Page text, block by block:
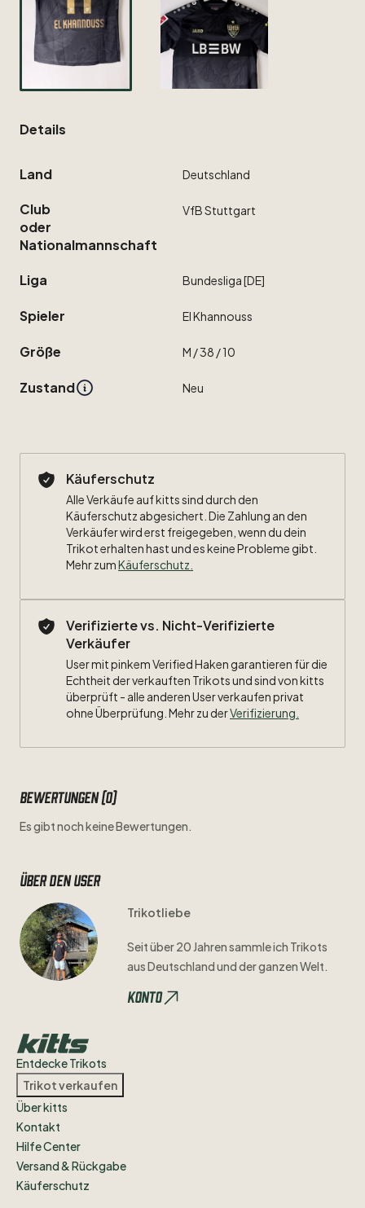
Details
Land Deutschland
Club
oder
Nationalmannschaft
VfBStuttgart
Liga Bundesliga[DE]
Spieler ElKhannouss
Größe M ​/​38 ​/​10
Zustand Neu
Käuferschutz
Alle Verkäufe auf kitts sind durch den
Käuferschutz abgesichert. Die Zahlung an den
Verkäufer wird erst freigegeben, wenn du dein
Trikot erhalten hast und es keine Probleme gibt.
Mehr zumKäuferschutz
Verifizierte vs. Nicht-Verifizierte
Verkäufer
User mit pinkem Verified Haken garantieren für die
Echtheit der verkauften Trikots und sind von kitts
überprüft - alle anderen User verkaufen privat
ohne Überprüfung. Mehr zu derVerifizierung.
Bewertungen (0)
Es gibt noch keine Bewertungen.
Über den user
Trikotliebe
Seitüber20 Jahrensammleich Trikots
ausDeutschlandundderganzenWelt.
Konto
Entdecke Trikots
Trikot verkaufen
Über kitts
Kontakt
Hilfe Center
Versand & Rückgabe
Käuferschutz